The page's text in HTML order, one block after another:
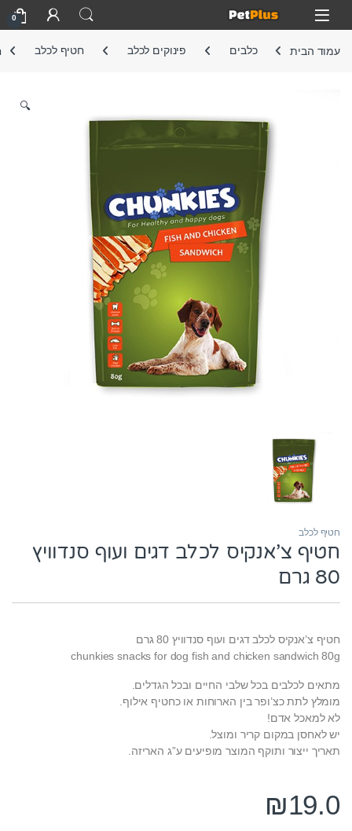
Skip to navigation
Skip to content
Open
0
עמוד הבית כלבים פינוקים לכלב חטיף לכלב
🔍
חטיף לכלב
חטיף צ’אנקיס לכלב דגים ועוף סנדוויץ
80 גרם
חטיף צ’אנקיס לכלב דגים ועוף סנדוויץ 80 גרם
chunkies snacks for dog fish and chicken sandwich 80g
מתאים לכלבים בכל שלבי החיים ובכל הגדלים.
מומלץ לתת כצ’ופר בין הארוחות או כחטיף אילוף.
לא למאכל אדם!
יש לאחסן במקום קריר ומוצל.
תאריך ייצור ותוקף המוצר מופיעים ע”ג האריזה.
₪19.0